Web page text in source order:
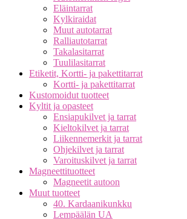
Eläintarrat
Kylkiraidat
Muut autotarrat
Ralliautotarrat
Takalasitarrat
Tuulilasitarrat
Etiketit, Kortti- ja pakettitarrat
Kortti- ja pakettitarrat
Kustomoidut tuotteet
Kyltit ja opasteet
Ensiapukilvet ja tarrat
Kieltokilvet ja tarrat
Liikennemerkit ja tarrat
Ohjekilvet ja tarrat
Varoituskilvet ja tarrat
Magneettituotteet
Magneetit autoon
Muut tuotteet
40. Kardaanikunkku
Lempäälän UA